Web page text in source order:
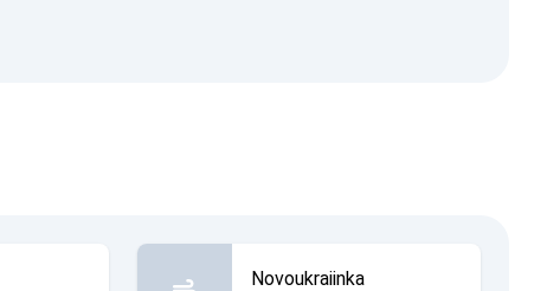
Novoukraiinka